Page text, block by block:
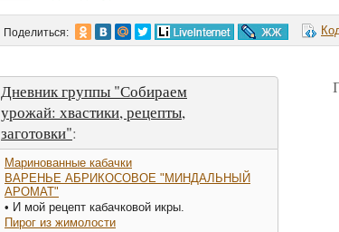
Поделиться:
Дневник группы "Собираем
урожай: хвастики, рецепты,
заготовки":
Маринованные кабачки
ВАРЕНЬЕ АБРИКОСОВОЕ "МИНДАЛЬНЫЙ
АРОМАТ"
• И мой рецепт кабачковой икры.
Пирог из жимолости